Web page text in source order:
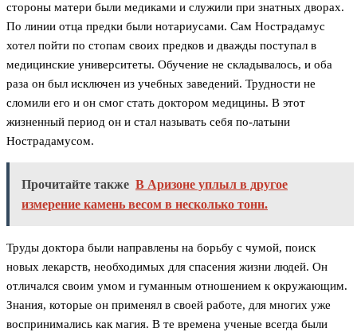
стороны матери были медиками и служили при знатных дворах.
По линии отца предки были нотариусами. Сам Нострадамус
хотел пойти по стопам своих предков и дважды поступал в
медицинские университеты. Обучение не складывалось, и оба
раза он был исключен из учебных заведений. Трудности не
сломили его и он смог стать доктором медицины. В этот
жизненный период он и стал называть себя по-латыни
Нострадамусом.
Прочитайте также В Аризоне уплыл в другое
измерение камень весом в несколько тонн.
Труды доктора были направлены на борьбу с чумой, поиск
новых лекарств, необходимых для спасения жизни людей. Он
отличался своим умом и гуманным отношением к окружающим.
Знания, которые он применял в своей работе, для многих уже
воспринимались как магия. В те времена ученые всегда были